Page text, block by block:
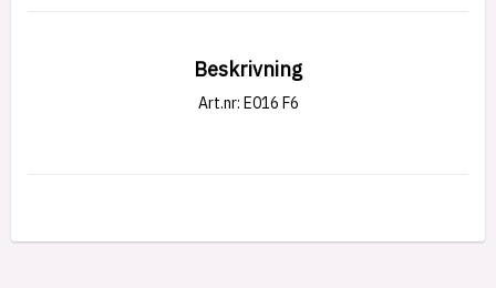
Beskrivning
Art.nr: E016 F6